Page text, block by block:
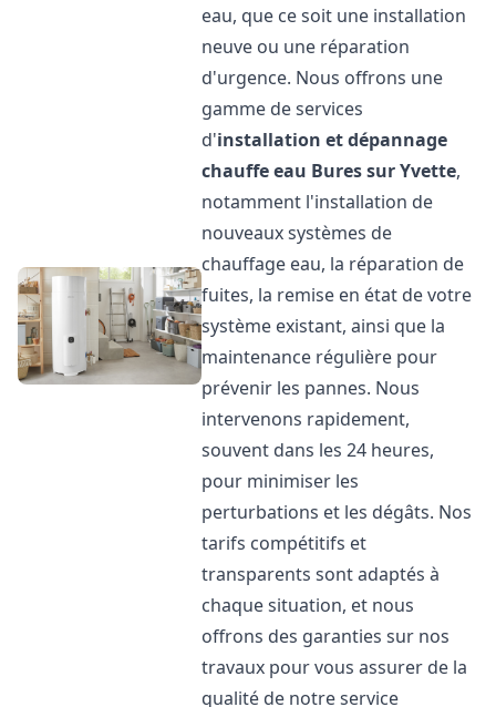
eau, que ce soit une installation
neuve ou une réparation
d'urgence. Nous offrons une
gamme de services
d'installation et dépannage
chauffe eau Bures sur Yvette,
notamment l'installation de
nouveaux systèmes de
chauffage eau, la réparation de
fuites, la remise en état de votre
système existant, ainsi que la
maintenance régulière pour
prévenir les pannes. Nous
intervenons rapidement,
souvent dans les 24 heures,
pour minimiser les
perturbations et les dégâts. Nos
tarifs compétitifs et
transparents sont adaptés à
chaque situation, et nous
offrons des garanties sur nos
travaux pour vous assurer de la
qualité de notre service